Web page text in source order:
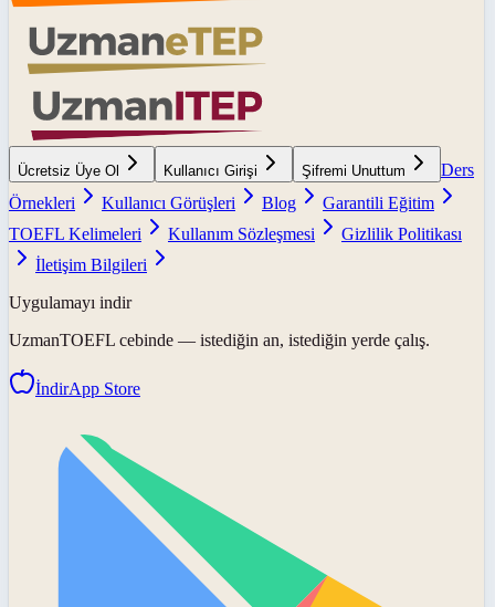
Ücretsiz Üye Ol Kullanıcı Girişi Şifremi Unuttum
Ders
Örnekleri
Kullanıcı Görüşleri Blog
Garantili Eğitim
TOEFL Kelimeleri
Kullanım Sözleşmesi
Gizlilik Politikası
İletişim Bilgileri
Uygulamayı indir
UzmanTOEFL cebinde — istediğin an, istediğin yerde çalış.
İndirApp Store